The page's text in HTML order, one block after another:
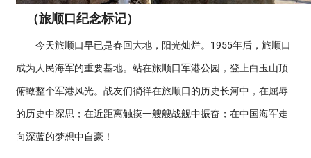
（旅顺口纪念标记）
今天旅顺口早已是春回大地，阳光灿烂。1955年后，旅顺口
成为人民海军的重要基地。站在旅顺口军港公园，登上白玉山顶
俯瞰整个军港风光。战友们徜徉在旅顺口的历史长河中，在屈辱
的历史中深思；在近距离触摸一艘艘战舰中振奋；在中国海军走
向深蓝的梦想中自豪！